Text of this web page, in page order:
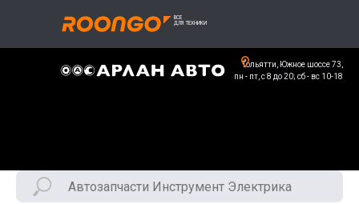
Тольятти, Южное шоссе 73,
пн - пт, с 8 до 20; сб - вс 10-18